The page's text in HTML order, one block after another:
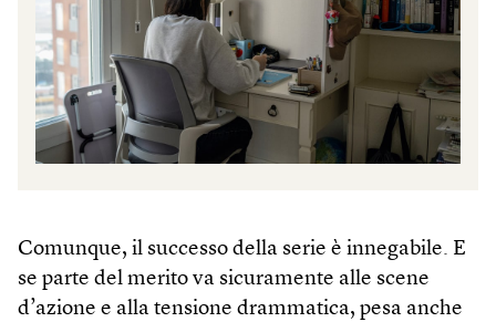
Comunque, il successo della serie è innegabile. E
se parte del merito va sicuramente alle scene
d’azione e alla tensione drammatica, pesa anche